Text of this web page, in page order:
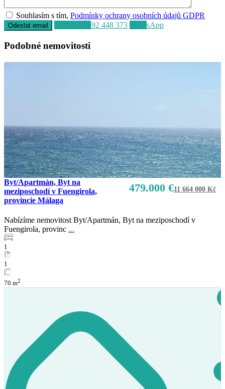
Souhlasím s tím,Podmínky ochrany osobních údajů GDPR
+34 692 448 373 WhatsApp
Podobné nemovitosti
479.000 €11 664 000 Kč
Byt/Apartmán, Byt na
meziposchodí v Fuengirola,
provincie Málaga
Nabízíme nemovitost Byt/Apartmán, Byt na meziposchodí v
Fuengirola, provinc ...
1
1
70 m2